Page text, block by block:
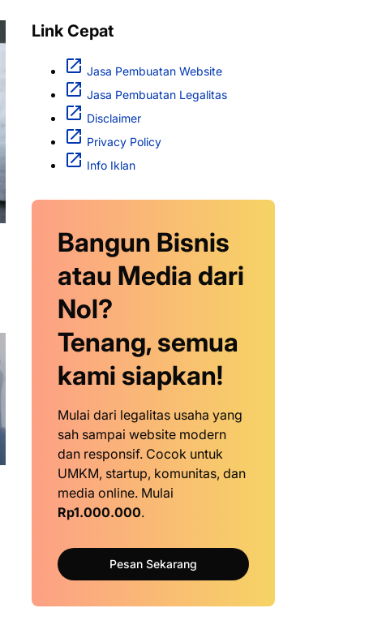
Link Cepat
Jasa Pembuatan Website
Jasa Pembuatan Legalitas
Disclaimer
Privacy Policy
Info Iklan
Bangun Bisnis
atau Media dari
Nol?
Tenang, semua
kami siapkan!
Mulai dari legalitas usaha yang
sah sampai website modern
dan responsif. Cocok untuk
UMKM, startup, komunitas, dan
media online. Mulai
Rp1.000.000.
Pesan Sekarang